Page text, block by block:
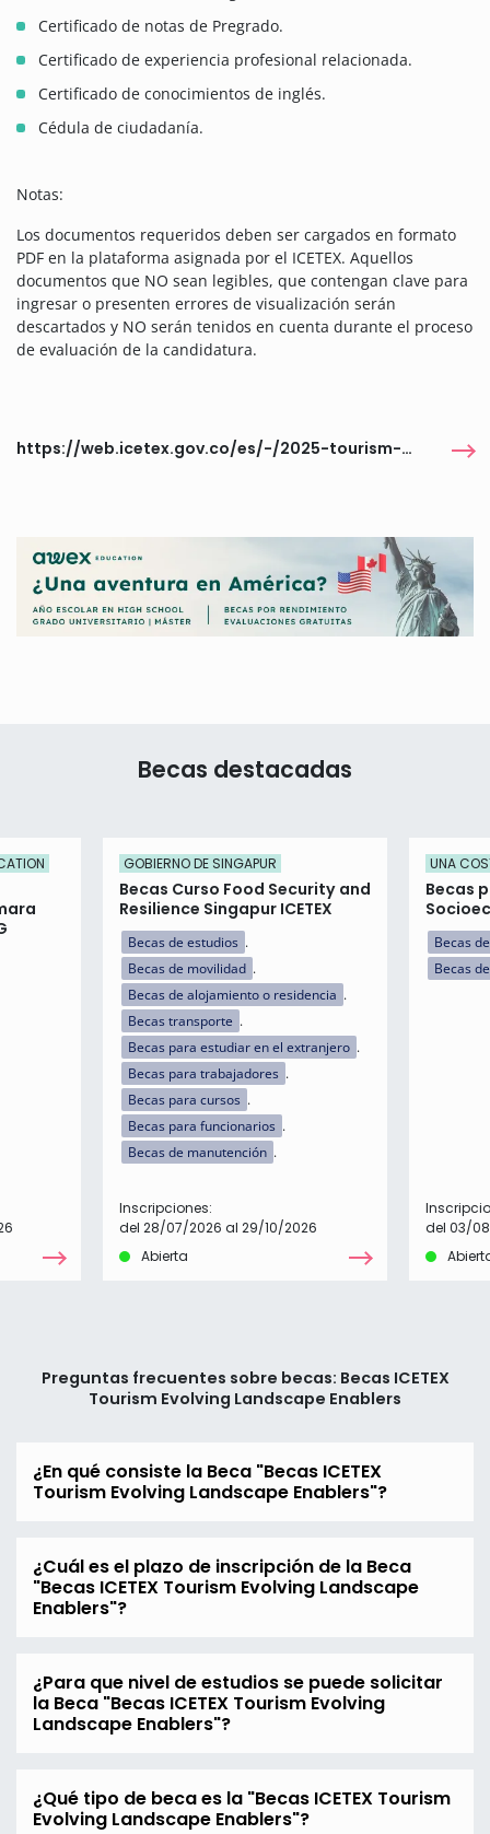
Certificado de notas de Pregrado.
Certificado de experiencia profesional relacionada.
Certificado de conocimientos de inglés.
Cédula de ciudadanía.
Notas:
Los documentos requeridos deben ser cargados en formato
PDF en la plataforma asignada por el ICETEX. Aquellos
documentos que NO sean legibles, que contengan clave para
ingresar o presenten errores de visualización serán
descartados y NO serán tenidos en cuenta durante el proceso
de evaluación de la candidatura.
https://web.icetex.gov.co/es/-/2025-tourism-the-evolving-landscape-and-enablers
Becas destacadas
GOBIERNO DE SINGAPUR
Becas Curso Food Security and
Resilience Singapur ICETEX
Becas de estudios
Becas de movilidad
Becas de alojamiento o residencia
Becas transporte
Becas para estudiar en el extranjero
Becas para trabajadores
Becas para cursos
Becas para funcionarios
Becas de manutención
Inscripciones:
del 28/07/2026 al 29/10/2026
Abierta
UNA
Becas
Becas
Becas
del 03/
Preguntas frecuentes sobre becas: Becas ICETEX
Tourism Evolving Landscape Enablers
¿En qué consiste la Beca "Becas ICETEX
Tourism Evolving Landscape Enablers"?
¿Cuál es el plazo de inscripción de la Beca
"Becas ICETEX Tourism Evolving Landscape
Enablers"?
¿Para que nivel de estudios se puede solicitar
la Beca "Becas ICETEX Tourism Evolving
Landscape Enablers"?
¿Qué tipo de beca es la "Becas ICETEX Tourism
Evolving Landscape Enablers"?